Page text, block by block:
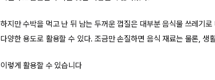
하지만 수박을 먹고 난 뒤 남는 두꺼운 껍질은 대부분 음식물 쓰레기
다양한 용도로 활용할 수 있다. 조금만 손질하면 음식 재료는 물론, 생
이렇게 활용할 수 있습니다